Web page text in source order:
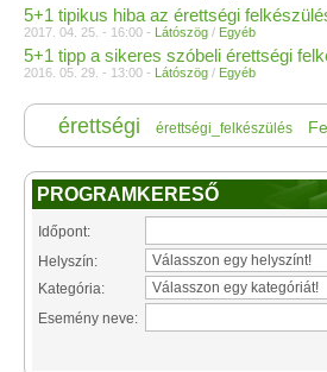
5+1 tipikus hiba az érettségi
2017. 04. 25. - 16:00 - Látószög / Egyéb
5+1 tipp a sikeres szóbeli érettségi
2016. 05. 29. - 13:00 - Látószög / Egyéb
érettségi érettségi_felkészülés
PROGRAMKERESŐ
Időpont:
Helyszín:
Kategória:
Esemény neve: